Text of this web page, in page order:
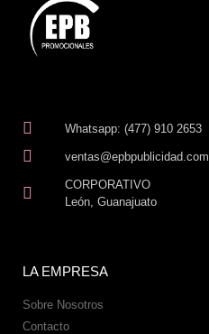
Whatsapp: (477) 910 2653
ventas@epbpublicidad.com
CORPORATIVO
León, Guanajuato
LA EMPRESA
Sobre Nosotros
Contacto